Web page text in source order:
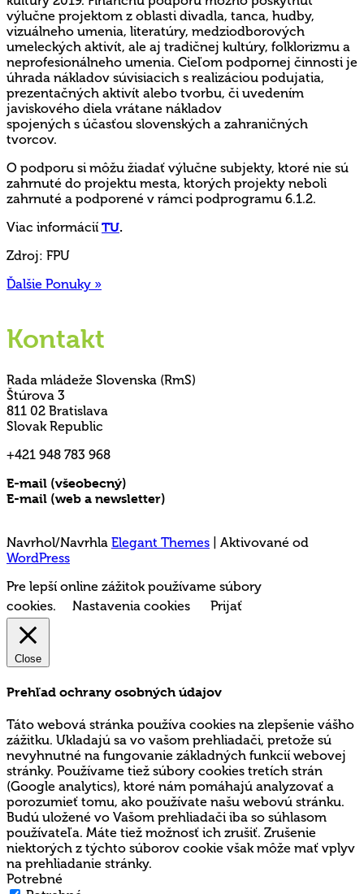
výlučne projektom z oblasti divadla, tanca, hudby,
vizuálneho umenia, literatúry, medziodborových
umeleckých aktivít, ale aj tradičnej kultúry, folklorizmu a
neprofesionálneho umenia. Cieľom podpornej činnosti je
úhrada nákladov súvisiacich s realizáciou podujatia,
prezentačných aktivít alebo tvorbu, či uvedením
javiskového diela vrátane nákladov
spojených s účasťou slovenských a zahraničných
tvorcov.
O podporu si môžu žiadať výlučne subjekty, ktoré nie sú
zahrnuté do projektu mesta, ktorých projekty neboli
zahrnuté a podporené v rámci podprogramu 6.1.2.
Viac informácií TU.
Zdroj: FPU
Ďalšie Ponuky »
Kontakt
Rada mládeže Slovenska (RmS)
Štúrova 3
811 02 Bratislava
Slovak Republic
+421 948 783 968
E-mail (všeobecný)
E-mail (web a newsletter)
Navrhol/Navrhla Elegant Themes | Aktivované od
WordPress
Pre lepší online zážitok používame súbory
cookies.
Nastavenia cookies Prijať
Close
Prehľad ochrany osobných údajov
Táto webová stránka používa cookies na zlepšenie vášho
zážitku. Ukladajú sa vo vašom prehliadači, pretože sú
nevyhnutné na fungovanie základných funkcií webovej
stránky. Používame tiež súbory cookies tretích strán
(Google analytics), ktoré nám pomáhajú analyzovať a
porozumieť tomu, ako používate našu webovú stránku.
Budú uložené vo Vašom prehliadači iba so súhlasom
používateľa. Máte tiež možnosť ich zrušiť. Zrušenie
niektorých z týchto súborov cookie však môže mať vplyv
na prehliadanie stránky.
Potrebné